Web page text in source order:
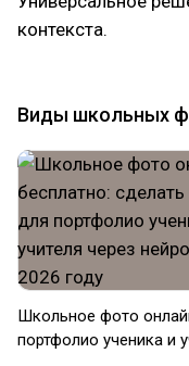
контекста.
Виды школьных
Школьное фото
портфолио ученика и